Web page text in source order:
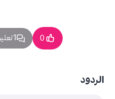
0 1 تعليق
الردود